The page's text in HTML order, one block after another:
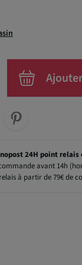
24H point relais
avant 14h
à partir de 79€ de